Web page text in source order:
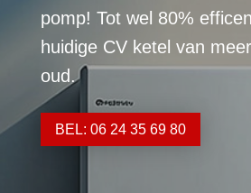
pomp! Tot wel 80%
huidige CV ketel van
oud.
BEL: 06 24 35 69 80